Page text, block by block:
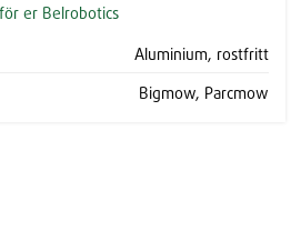
er Belrobotics
Aluminium, rostfritt
Bigmow, Parcmow